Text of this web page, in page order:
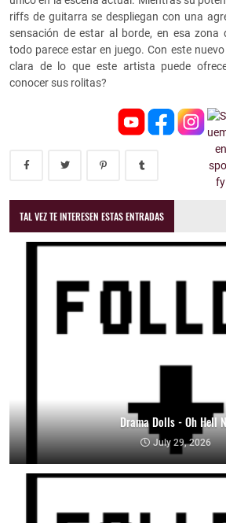
riffs de guitarra se despliegan con una
sensación de estar al borde, en esa zona
todo parece estar en juego. Con este
clara de lo que este artista puede
conocer sus rolitas?
TAL VEZ TE INTERESEN ESTAS ENTRADAS
Drama Dolls - Oh Hell
July 29, 2026